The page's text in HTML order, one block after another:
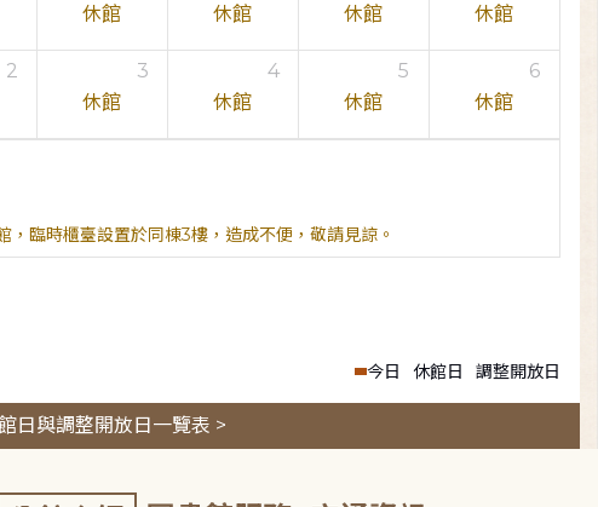
休館
休館
休館
休館
2
3
休館
4
休館
5
休館
6
休館
，臨時櫃臺設置於同棟3樓，造成不便，敬請見諒。
今日 休館日 調整開放日
日與調整開放日一覽表 >